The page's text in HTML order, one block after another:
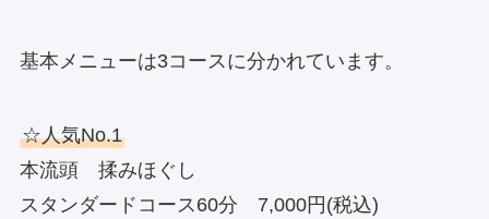
基本メニューは3コースに分かれています。
☆人気No.1
本流頭 揉みほぐし
スタンダードコース60分 7,000円(税込)